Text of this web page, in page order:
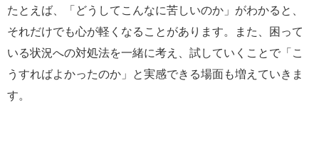
たとえば、「どうしてこんなに苦しいのか」がわかると、
それだけでも心が軽くなることがあります。また、困って
いる状況への対処法を一緒に考え、試していくことで「こ
うすればよかったのか」と実感できる場面も増えていきま
す。